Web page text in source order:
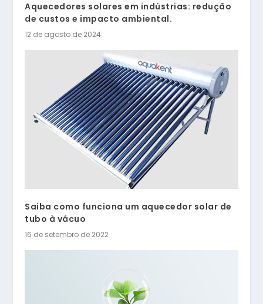
Aquecedores solares em indústrias: redução
de custos e impacto ambiental.
12 de agosto de 2024
Saiba como funciona um aquecedor solar de
tubo à vácuo
16 de setembro de 2022